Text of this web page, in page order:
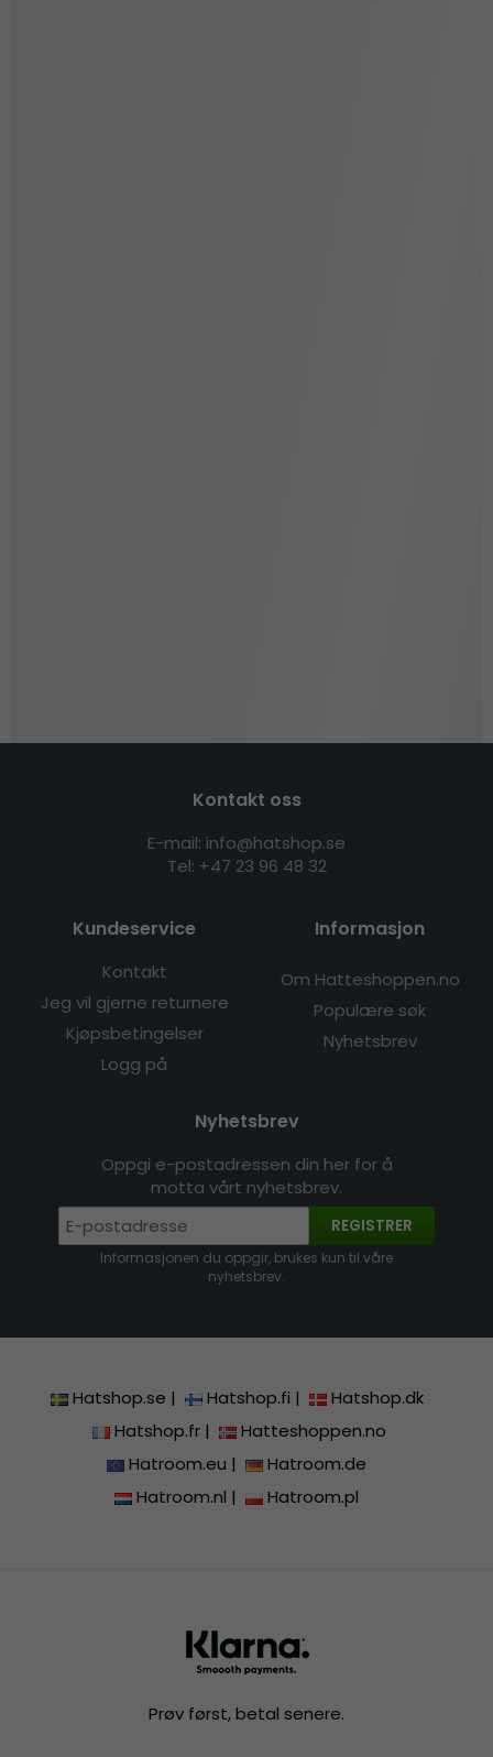
Kontakt oss
E-mail: info@hatshop.se
Tel: +47 23 96 48 32
Kundeservice
Kontakt
Jeg vil gjerne returnere
Kjøpsbetingelser
Logg på
Informasjon
Om Hatteshoppen.no
Populære søk
Nyhetsbrev
Nyhetsbrev
Oppgi e-postadressen din her for å
motta vårt nyhetsbrev.
REGISTRER
Informasjonen du oppgir, brukes kun til våre
nyhetsbrev.
Hatshop.se | Hatshop.fi |
Hatshop.dk
Hatshop.fr|
Hatteshoppen.no
Hatroom.eu |
Hatroom.de
Hatroom.nl | Hatroom.pl
Prøv først, betal senere.